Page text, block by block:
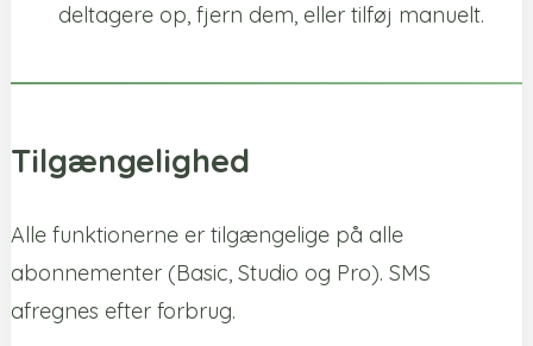
deltagere op, fjern dem, eller tilføj manuelt.
Tilgængelighed
Alle funktionerne er tilgængelige på alle
abonnementer (Basic, Studio og Pro). SMS
afregnes efter forbrug.